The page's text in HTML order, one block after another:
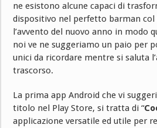
ne esistono alcune capaci di
dispositivo nel perfetto barman col
l’avvento del nuovo anno in modo
noi ve ne suggeriamo un paio per
unici da ricordare mentre si saluta
trascorso.
La prima app Android che vi
titolo nel Play Store, si tratta di “
applicazione versatile ed utile per